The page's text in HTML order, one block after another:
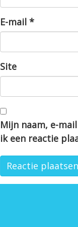
E-mail *
Site
Mijn naam, e-
ik een reactie